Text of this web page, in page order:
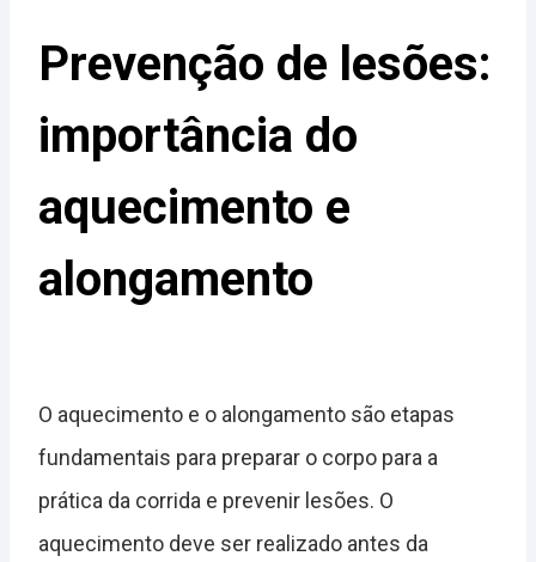
Prevenção de lesões:
importância do
aquecimento e
alongamento
O aquecimento e o alongamento são etapas
fundamentais para preparar o corpo para a
prática da corrida e prevenir lesões. O
aquecimento deve ser realizado antes da